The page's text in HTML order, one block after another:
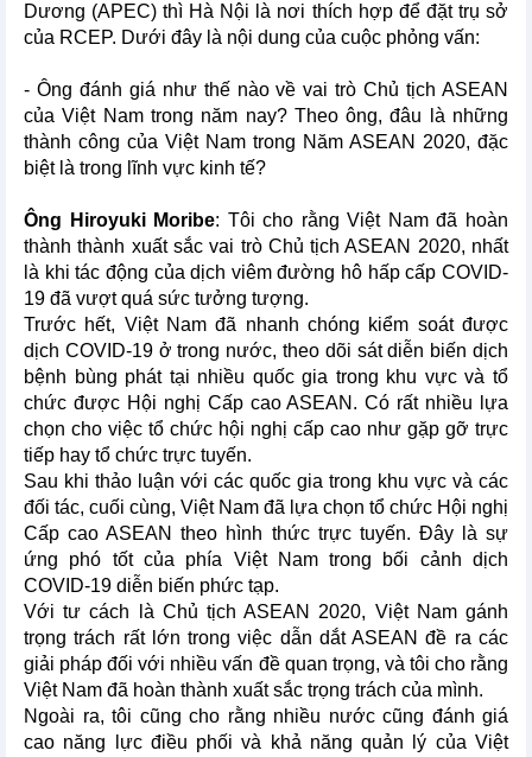
Dương (APEC) thì Hà Nội là nơi thích hợp để đặt trụ sở
của RCEP. Dưới đây là nội dung của cuộc phỏng vấn:
- Ông đánh giá như thế nào về vai trò Chủ tịch ASEAN
của Việt Nam trong năm nay? Theo ông, đâu là những
thành công của Việt Nam trong Năm ASEAN 2020, đặc
biệt là trong lĩnh vực kinh tế?
Ông Hiroyuki Moribe: Tôi cho rằng Việt Nam đã hoàn
thành thành xuất sắc vai trò Chủ tịch ASEAN 2020, nhất
là khi tác động của dịch viêm đường hô hấp cấp COVID-
19 đã vượt quá sức tưởng tượng.
Trước hết, Việt Nam đã nhanh chóng kiểm soát được
dịch COVID-19 ở trong nước, theo dõi sát diễn biến dịch
bệnh bùng phát tại nhiều quốc gia trong khu vực và tổ
chức được Hội nghị Cấp cao ASEAN. Có rất nhiều lựa
chọn cho việc tổ chức hội nghị cấp cao như gặp gỡ trực
tiếp hay tổ chức trực tuyến.
Sau khi thảo luận với các quốc gia trong khu vực và các
đối tác, cuối cùng, Việt Nam đã lựa chọn tổ chức Hội nghị
Cấp cao ASEAN theo hình thức trực tuyến. Đây là sự
ứng phó tốt của phía Việt Nam trong bối cảnh dịch
COVID-19 diễn biến phức tạp.
Với tư cách là Chủ tịch ASEAN 2020, Việt Nam gánh
trọng trách rất lớn trong việc dẫn dắt ASEAN đề ra các
giải pháp đối với nhiều vấn đề quan trọng, và tôi cho rằng
Việt Nam đã hoàn thành xuất sắc trọng trách của mình.
Ngoài ra, tôi cũng cho rằng nhiều nước cũng đánh giá
cao năng lực điều phối và khả năng quản lý của Việt